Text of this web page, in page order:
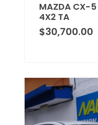
MAZDA CX-5
4X2 TA
$30,700.00